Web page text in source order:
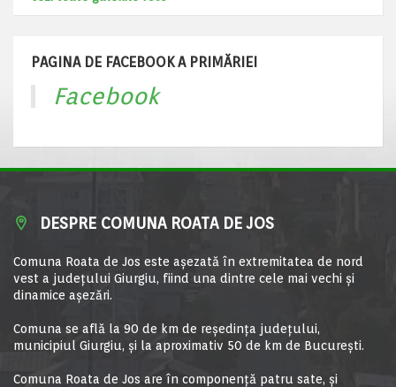
PAGINA DE FACEBOOK A PRIMĂRIEI
Facebook
DESPRE COMUNA ROATA DE JOS
Comuna Roata de Jos este aşezată în extremitatea de nord
vest a judeţului Giurgiu, fiind una dintre cele mai vechi şi
dinamice aşezări.
Comuna se află la 90 de km de reşedinţa judeţului,
municipiul Giurgiu, şi la aproximativ 50 de km de Bucureşti.
Comuna Roata de Jos are în componență patru sate, și